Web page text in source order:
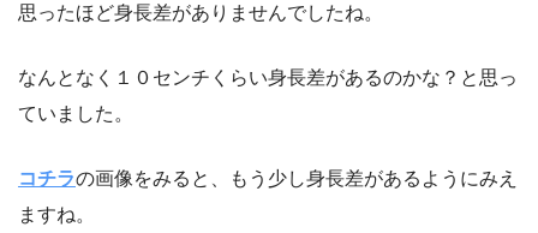
思ったほど身長差がありませんでしたね。
なんとなく１０センチくらい身長差があるのかな？と思っ
ていました。
コチラの画像をみると、もう少し身長差があるようにみえ
ますね。